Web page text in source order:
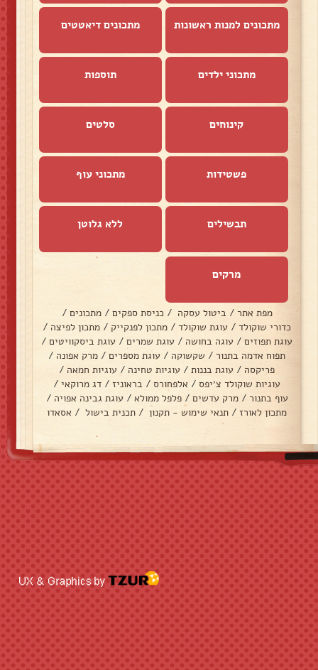
מתכונים למנות ראשונות מתכונים דיאטטים
מתכוני ילדים תוספות
קינוחים סלטים
פשטידות מתכוני עוף
תבשילים ללא גלוטן
מרקים
מפת אתר / ביטול עסקה / כניסת ספקים / מתכונים /
כדורי שוקולד / עוגת שוקולד / מתכון לפנקייק / מתכון לפיצה /
עוגת תפוזים / עוגה בחושה / עוגת שמרים / עוגת ביסקוויטים /
תפוח אדמה בתנור / שקשוקה / עוגת מספרים / מרק אפונה /
פריקסה / עוגת בננות / עוגיות טחינה / עוגיות חמאה /
עוגיות שוקולד צ׳יפס / אלפחורס / בראוניז / דג מרוקאי /
עוף בתנור / מרק עדשים / פלפל ממולא / עוגת גבינה אפויה /
מתכון לאורז / תנאי שימוש - תקנון / תכנית בישול / אסאדו